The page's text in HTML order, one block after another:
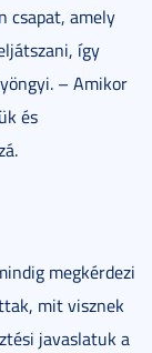
csapat, amely
így
– Amikor
és
megkérdezi
mit visznek
javaslatuk a